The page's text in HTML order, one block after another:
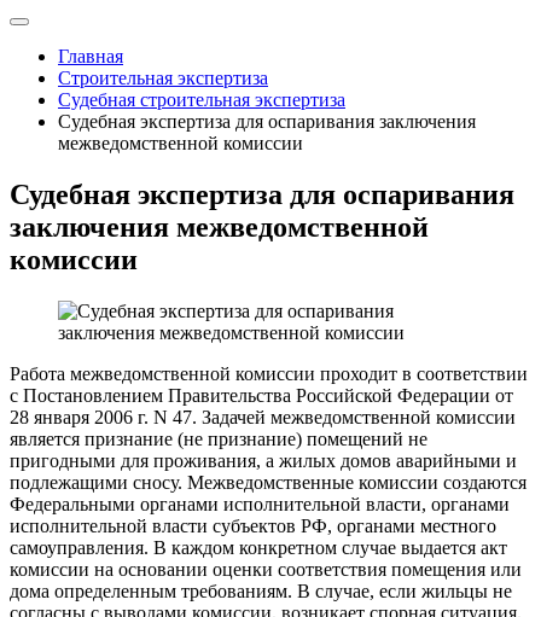
Главная
Строительная экспертиза
Судебная строительная экспертиза
Судебная экспертиза для оспаривания заключения
межведомственной комиссии
Судебная экспертиза для оспаривания
заключения межведомственной
комиссии
Работа межведомственной комиссии проходит в соответствии
с Постановлением Правительства Российской Федерации от
28 января 2006 г. N 47. Задачей межведомственной комиссии
является признание (не признание) помещений не
пригодными для проживания, а жилых домов аварийными и
подлежащими сносу. Межведомственные комиссии создаются
Федеральными органами исполнительной власти, органами
исполнительной власти субъектов РФ, органами местного
самоуправления. В каждом конкретном случае выдается акт
комиссии на основании оценки соответствия помещения или
дома определенным требованиям. В случае, если жильцы не
согласны с выводами комиссии, возникает спорная ситуация.